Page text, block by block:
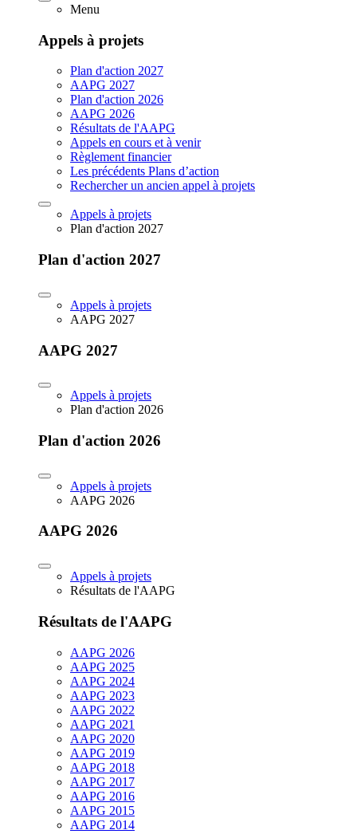
Menu
Appels à projets
Plan d'action 2027
AAPG 2027
Plan d'action 2026
AAPG 2026
Résultats de l'AAPG
Appels en cours et à venir
Règlement financier
Les précédents Plans d’action
Rechercher un ancien appel à projets
Appels à projets
Plan d'action 2027
Plan d'action 2027
Appels à projets
AAPG 2027
AAPG 2027
Appels à projets
Plan d'action 2026
Plan d'action 2026
Appels à projets
AAPG 2026
AAPG 2026
Appels à projets
Résultats de l'AAPG
Résultats de l'AAPG
AAPG 2026
AAPG 2025
AAPG 2024
AAPG 2023
AAPG 2022
AAPG 2021
AAPG 2020
AAPG 2019
AAPG 2018
AAPG 2017
AAPG 2016
AAPG 2015
AAPG 2014